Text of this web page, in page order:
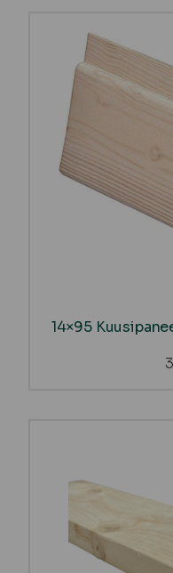
14×95